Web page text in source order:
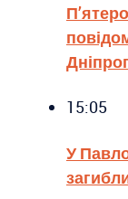
15:05
У